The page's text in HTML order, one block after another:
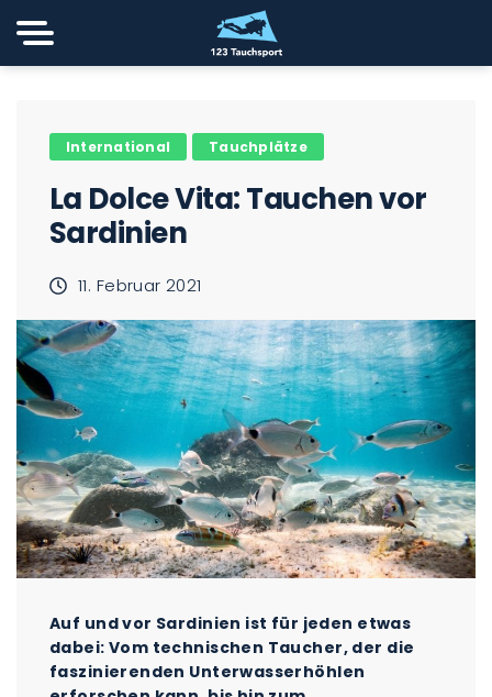
International Tauchplätze
La Dolce Vita: Tauchen vor
Sardinien
11. Februar 2021
Auf und vor Sardinien ist für jeden etwas
dabei: Vom technischen Taucher, der die
faszinierenden Unterwasserhöhlen